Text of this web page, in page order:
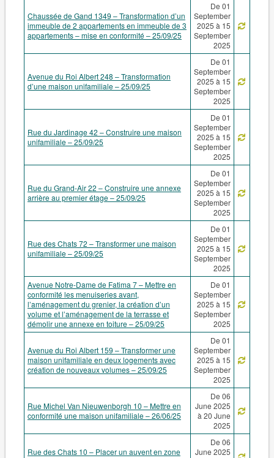
Chaussée de Gand 1349 – Transformation d’un
immeuble de 2 appartements en immeuble de 3
appartements – mise en conformité – 25/09/25
De 01
September
2025 à 15
September
2025
Avenue du Roi Albert 248 – Transformation
d’une maison unifamiliale – 25/09/25
De 01
September
2025 à 15
September
2025
Rue du Jardinage 42 – Construire une maison
unifamiliale – 25/09/25
De 01
September
2025 à 15
September
2025
Rue du Grand-Air 22 – Construire une annexe
arrière au premier étage – 25/09/25
De 01
September
2025 à 15
September
2025
Rue des Chats 72 – Transformer une maison
unifamiliale – 25/09/25
De 01
September
2025 à 15
September
2025
Avenue Notre-Dame de Fatima 7 – Mettre en
conformité les menuiseries avant,
l’aménagement du grenier, la création d’un
volume et l’aménagement de la terrasse et
démolir une annexe en toiture – 25/09/25
De 01
September
2025 à 15
September
2025
Avenue du Roi Albert 159 – Transformer une
maison unifamiliale en deux logements avec
création de nouveaux volumes – 25/09/25
De 01
September
2025 à 15
September
2025
Rue Michel Van Nieuwenborgh 10 – Mettre en
conformité une maison unifamiliale – 26/06/25
De 06
June 2025
à 20 June
2025
Rue des Chats 10 – Placer un auvent en zone
De 06
June 2025